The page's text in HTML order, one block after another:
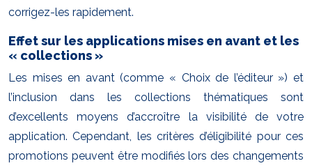
corrigez-les rapidement.
Effet sur les applications mises en avant et les
« collections »
Les mises en avant (comme « Choix de l’éditeur ») et
l’inclusion dans les collections thématiques sont
d’excellents moyens d’accroître la visibilité de votre
application. Cependant, les critères d’éligibilité pour ces
promotions peuvent être modifiés lors des changements